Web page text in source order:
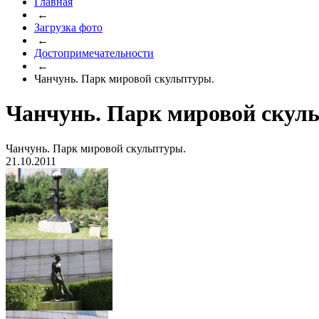
←
Загрузка фото
←
Достопримечательности
←
Чанчунь. Парк мировой скульптуры.
Чанчунь. Парк мировой
Чанчунь. Парк мировой скульптуры.
21.10.2011